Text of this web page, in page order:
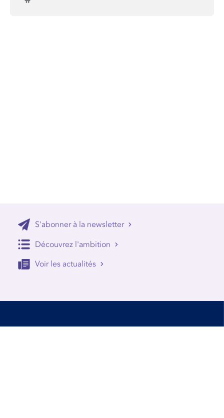
S'abonner à la newsletter
Découvrez l'ambition
Voir les actualités